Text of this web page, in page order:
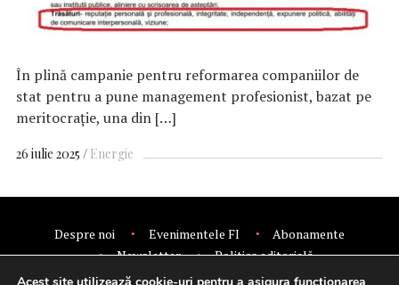
În plină campanie pentru reformarea companiilor de
stat pentru a pune management profesionist, bazat pe
meritocrație, una din […]
26 iulie 2025 Energie
Despre noi Evenimentele FI
Abonamente
Newsletter
Politica editorială
Politica de confidentialitate
Contact Publicitate